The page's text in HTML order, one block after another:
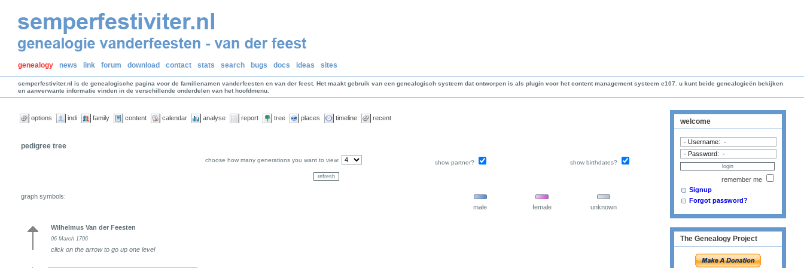
genealogy news link forum download contact stats search bugs docs ideas sites
semperfestiviter.nl is de genealogische pagina voor de familienamen vanderfeesten en van der feest. Het maakt gebruik van een genealogisch systeem dat ontworpen is als plugin voor het content management systeem e107. u kunt beide genealogieën bekijken
en aanverwante informatie vinden in de verschillende onderdelen van het hoofdmenu.
options indi family content calendar analyse report tree places timeline recent
pedigree tree
choose how many generations you want to view: show partner? show birthdates?
graph symbols:
male
female unknown
Wilhelmus Van der Feesten
06 March 1706
click on the arrow to go up one level
welcome
remember me
Signup
Forgot password?
The Genealogy Project